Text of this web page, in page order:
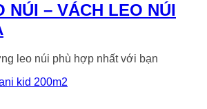
NÚI – VÁCH LEO NÚI
leo núi phù hợp nhất với bạn